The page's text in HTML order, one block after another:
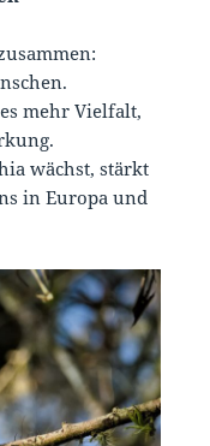
mehr Vielfalt,
wächst, stärkt
in Europa und